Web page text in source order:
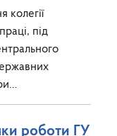
колегії
під
роботи ГУ